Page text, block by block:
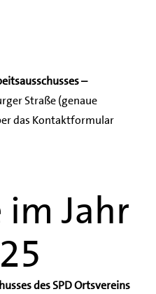
–
Straße (genaue
das Kontaktformular
Jahr
des SPD Ortsvereins